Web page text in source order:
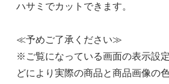
ハサミでカットできます。
≪予めご了承ください≫
※ご覧になっている画面の表示設
どにより実際の商品と商品画像の